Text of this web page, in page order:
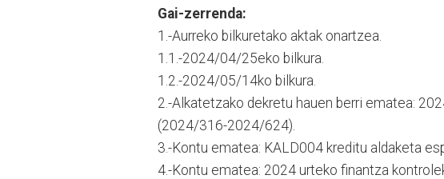
Gai-zerrenda:
1.-Aurreko bilkuretako aktak onartzea.
1.1.-2024/04/25eko bilkura.
1.2.-2024/05/14ko bilkura.
2.-Alkatetzako dekretu hauen berri ematea:
(2024/316-2024/624).
3.-Kontu ematea: KALD004 kreditu aldaketa
4.-Kontu ematea: 2024 urteko finantza